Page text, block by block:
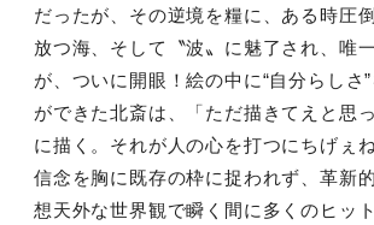
だったが、その逆境を糧に、ある時圧
放つ海、そして〝波〟に魅了され、唯
が、ついに開眼！絵の中に“自分らしさ
ができた北斎は、「ただ描きてえと思
に描く。それが人の心を打つにちげぇ
信念を胸に既存の枠に捉われず、革新
想天外な世界観で瞬く間に多くのヒッ